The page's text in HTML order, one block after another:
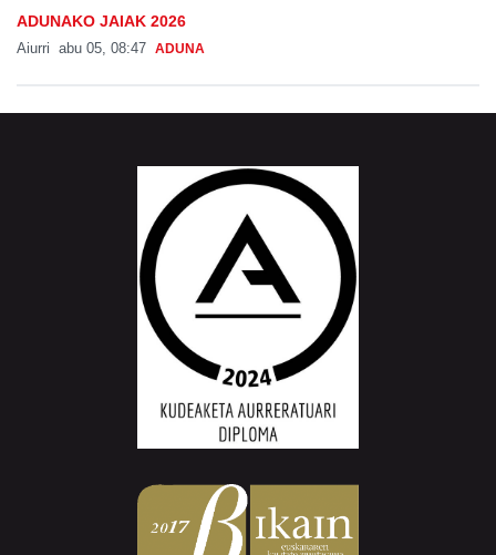
ADUNAKO JAIAK 2026
Aiurri abu 05, 08:47 ADUNA